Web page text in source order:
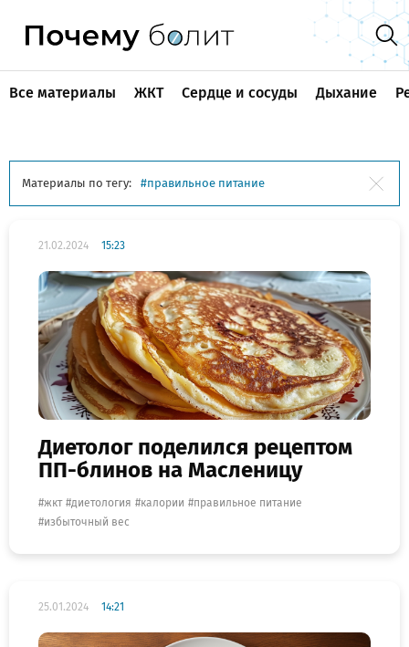
Все материалы ЖКТ Сердце и сосуды Дыхание
Материалы по тегу: правильное питание
21.02.2024 15:23
Диетолог поделился рецептом
ПП-блинов на Масленицу
жкт диетология калории
правильное питание
избыточный вес
25.01.2024 14:21